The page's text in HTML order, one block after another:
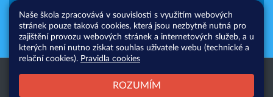
Všechna práva vyhrazena. Copyright
|Přihlásit|
Web školy
Naše škola zpracovává v souvislosti s využitím webových
stránek pouze taková cookies, která jsou nezbytně nutná pro
zajištění provozu webových stránek a internetových služeb, a u
kterých není nutno získat souhlas uživatele webu (technické a
relační cookies). Pravidla cookies
ROZUMÍM